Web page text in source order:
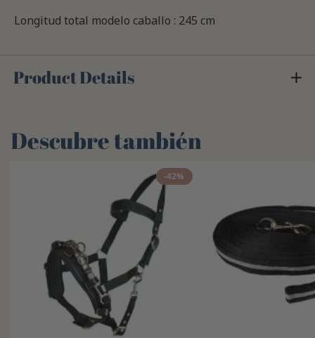
Longitud total modelo caballo : 245 cm
Product Details
Descubre también
-42%